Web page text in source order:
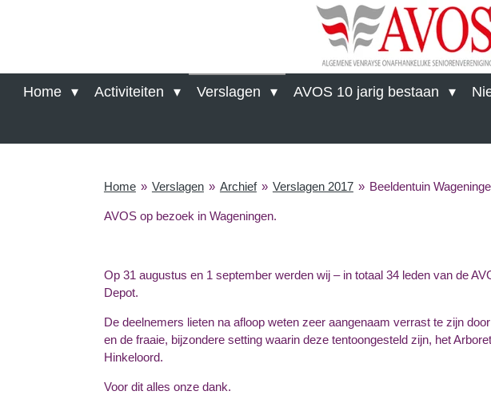
hoofdinhoud
Home Activiteiten Verslagen AVOS 10 jarig bestaan
Home » Verslagen » Archief » Verslagen 2017 » Beeldentuin
AVOS op bezoek in Wageningen.
Op 31 augustus en 1 september werden wij – in totaal 34 leden van de
Depot.
De deelnemers lieten na afloop weten zeer aangenaam verrast te zijn
en de fraaie, bijzondere setting waarin deze tentoongesteld zijn, het
Hinkeloord.
Voor dit alles onze dank.